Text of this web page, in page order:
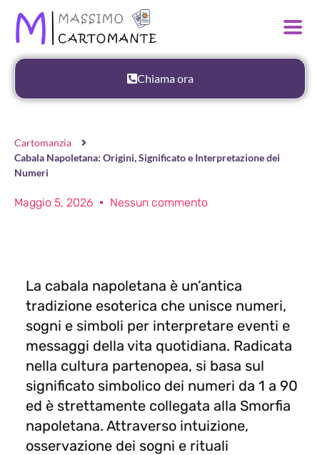
Chiama ora
Cartomanzia
Cabala Napoletana: Origini, Significato e Interpretazione dei
Numeri
Maggio 5, 2026 Nessun commento
La cabala napoletana è un’antica
tradizione esoterica che unisce numeri,
sogni e simboli per interpretare eventi e
messaggi della vita quotidiana. Radicata
nella cultura partenopea, si basa sul
significato simbolico dei numeri da 1 a 90
ed è strettamente collegata alla Smorfia
napoletana. Attraverso intuizione,
osservazione dei sogni e rituali